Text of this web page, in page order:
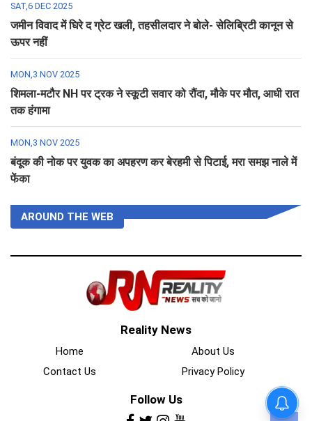
SAT,6 DEC 2025
जमीन विवाद में घिरे द ग्रेट खली, तहसीलदार ने बोले- सेलिब्रिटी कानून से
ऊपर नहीं
MON,3 NOV 2025
शिमला-मटौर NH पर ट्रक ने स्कूटी सवार को रौंदा, मौके पर मौत, आधी रात
तक हंगामा
MON,3 NOV 2025
बंदूक की नोक पर युवक का अपहरण कर बेरहमी से पिटाई, मरा समझ नाले में
फेंका
AROUND THE WEB
Reality News
Home
About Us
Contact Us
Privacy Policy
Follow Us